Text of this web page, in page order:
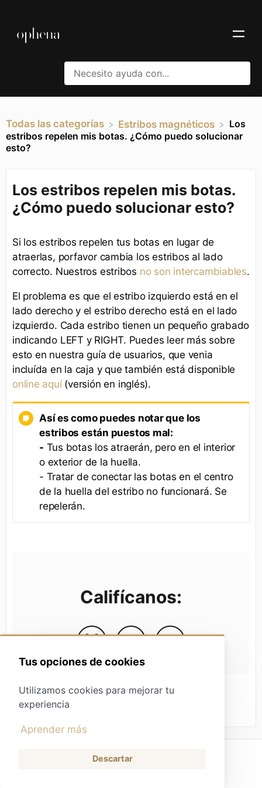
Tus opciones de cookies
Utilizamos cookies para mejorar tu
experiencia
Aprender más
Descartar
Todas las categorías ​Estribos magnéticos
Los
estribos repelen mis botas. ¿Cómo puedo solucionar
esto?
Los estribos repelen mis botas.
¿Cómo puedo solucionar esto?
Si los estribos repelen tus botas en lugar de
atraerlas, porfavor cambia los estribos al lado
correcto. Nuestros estribos no son intercambiables.
El problema es que el estribo izquierdo está en el
lado derecho y el estribo derecho está en el lado
izquierdo. Cada estribo tienen un pequeño grabado
indicando LEFT y RIGHT. Puedes leer más sobre
esto en nuestra guía de usuarios, que venia
incluída en la caja y que también está disponible
online aquí (versión en inglés).
Así es como puedes notar que los
estribos están puestos mal:
- Tus botas los atraerán, pero en el interior
o exterior de la huella.
- Tratar de conectar las botas en el centro
de la huella del estribo no funcionará. Se
repelerán.
Califícanos:
(opens in a new tab)